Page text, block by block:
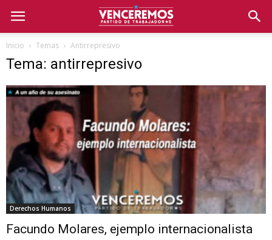
Inicio Temas Antirrepresivo
Tema: antirrepresivo
Derechos Humanos
Facundo Molares, ejemplo internacionalista